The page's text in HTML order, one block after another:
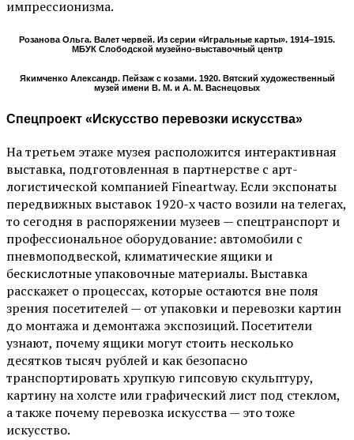
импрессионизма.
Розанова Ольга. Валет червей. Из серии «Игральные карты». 1914–1915.
МБУК Слободской музейно-выставочный центр
Якимченко Александр. Пейзаж с козами. 1920. Вятский художественный
музей имени В. М. и А. М. Васнецовых
Спецпроект «Искусство перевозки искусства»
На третьем этаже музея расположится интерактивная
выставка, подготовленная в партнерстве с арт-
логистической компанией Fineartway. Если экспонаты
передвижных выставок 1920-х часто возили на телегах,
то сегодня в распоряжении музеев — спецтранспорт и
профессиональное оборудование: автомобили с
пневмоподвеской, климатические ящики и
бескислотные упаковочные материалы. Выставка
расскажет о процессах, которые остаются вне поля
зрения посетителей — от упаковки и перевозки картин
до монтажа и демонтажа экспозиций. Посетители
узнают, почему ящики могут стоить несколько
десятков тысяч рублей и как безопасно
транспортировать хрупкую гипсовую скульптуру,
картину на холсте или графический лист под стеклом,
а также почему перевозка искусства — это тоже
искусство.